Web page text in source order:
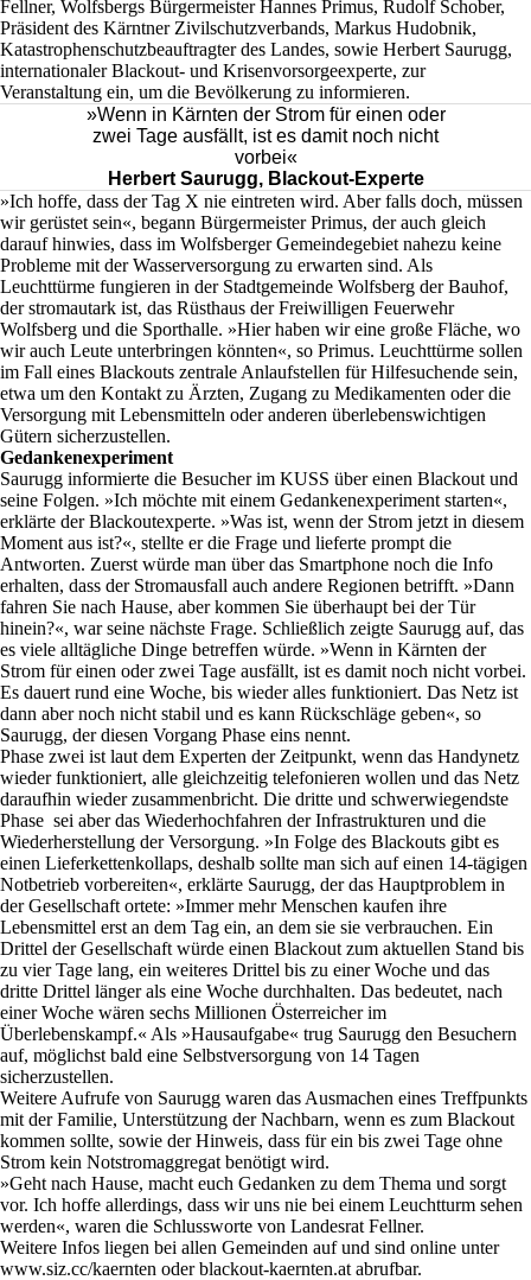
Fellner, Wolfsbergs Bürgermeister Hannes Primus, Rudolf Schober,
Präsident des Kärntner Zivilschutzverbands, Markus Hudobnik,
Katastrophenschutzbeauftragter des Landes, sowie Herbert Saurugg,
internationaler Blackout- und Krisenvorsorgeexperte, zur
Veranstaltung ein, um die Bevölkerung zu informieren.
»Wenn in Kärnten der Strom für einen oder
zwei Tage ausfällt, ist es damit noch nicht
vorbei«
Herbert Saurugg, Blackout-Experte
»Ich hoffe, dass der Tag X nie eintreten wird. Aber falls doch, müssen
wir gerüstet sein«, begann Bürgermeister Primus, der auch gleich
darauf hinwies, dass im Wolfsberger Gemeindegebiet nahezu keine
Probleme mit der Wasserversorgung zu erwarten sind. Als
Leuchttürme fungieren in der Stadtgemeinde Wolfsberg der Bauhof,
der stromautark ist, das Rüsthaus der Freiwilligen Feuerwehr
Wolfsberg und die Sporthalle. »Hier haben wir eine große Fläche, wo
wir auch Leute unterbringen könnten«, so Primus. Leuchttürme sollen
im Fall eines Blackouts zentrale Anlaufstellen für Hilfesuchende sein,
etwa um den Kontakt zu Ärzten, Zugang zu Medikamenten oder die
Versorgung mit Lebensmitteln oder anderen überlebenswichtigen
Gütern sicherzustellen.
Gedankenexperiment
Saurugg informierte die Besucher im KUSS über einen Blackout und
seine Folgen. »Ich möchte mit einem Gedankenexperiment starten«,
erklärte der Blackoutexperte. »Was ist, wenn der Strom jetzt in diesem
Moment aus ist?«, stellte er die Frage und lieferte prompt die
Antworten. Zuerst würde man über das Smartphone noch die Info
erhalten, dass der Stromausfall auch andere Regionen betrifft. »Dann
fahren Sie nach Hause, aber kommen Sie überhaupt bei der Tür
hinein?«, war seine nächste Frage. Schließlich zeigte Saurugg auf, das
es viele alltägliche Dinge betreffen würde. »Wenn in Kärnten der
Strom für einen oder zwei Tage ausfällt, ist es damit noch nicht vorbei.
Es dauert rund eine Woche, bis wieder alles funktioniert. Das Netz ist
dann aber noch nicht stabil und es kann Rückschläge geben«, so
Saurugg, der diesen Vorgang Phase eins nennt.
Phase zwei ist laut dem Experten der Zeitpunkt, wenn das Handynetz
wieder funktioniert, alle gleichzeitig telefonieren wollen und das Netz
daraufhin wieder zusammenbricht. Die dritte und schwerwiegendste
Phase sei aber das Wiederhochfahren der Infrastrukturen und die
Wiederherstellung der Versorgung. »In Folge des Blackouts gibt es
einen Lieferkettenkollaps, deshalb sollte man sich auf einen 14-tägigen
Notbetrieb vorbereiten«, erklärte Saurugg, der das Hauptproblem in
der Gesellschaft ortete: »Immer mehr Menschen kaufen ihre
Lebensmittel erst an dem Tag ein, an dem sie sie verbrauchen. Ein
Drittel der Gesellschaft würde einen Blackout zum aktuellen Stand bis
zu vier Tage lang, ein weiteres Drittel bis zu einer Woche und das
dritte Drittel länger als eine Woche durchhalten. Das bedeutet, nach
einer Woche wären sechs Millionen Österreicher im
Überlebenskampf.« Als »Hausaufgabe« trug Saurugg den Besuchern
auf, möglichst bald eine Selbstversorgung von 14 Tagen
sicherzustellen.
Weitere Aufrufe von Saurugg waren das Ausmachen eines Treffpunkts
mit der Familie, Unterstützung der Nachbarn, wenn es zum Blackout
kommen sollte, sowie der Hinweis, dass für ein bis zwei Tage ohne
Strom kein Notstromaggregat benötigt wird.
»Geht nach Hause, macht euch Gedanken zu dem Thema und sorgt
vor. Ich hoffe allerdings, dass wir uns nie bei einem Leuchtturm sehen
werden«, waren die Schlussworte von Landesrat Fellner.
Weitere Infos liegen bei allen Gemeinden auf und sind online unter
www.siz.cc/kaernten oder blackout-kaernten.at abrufbar.